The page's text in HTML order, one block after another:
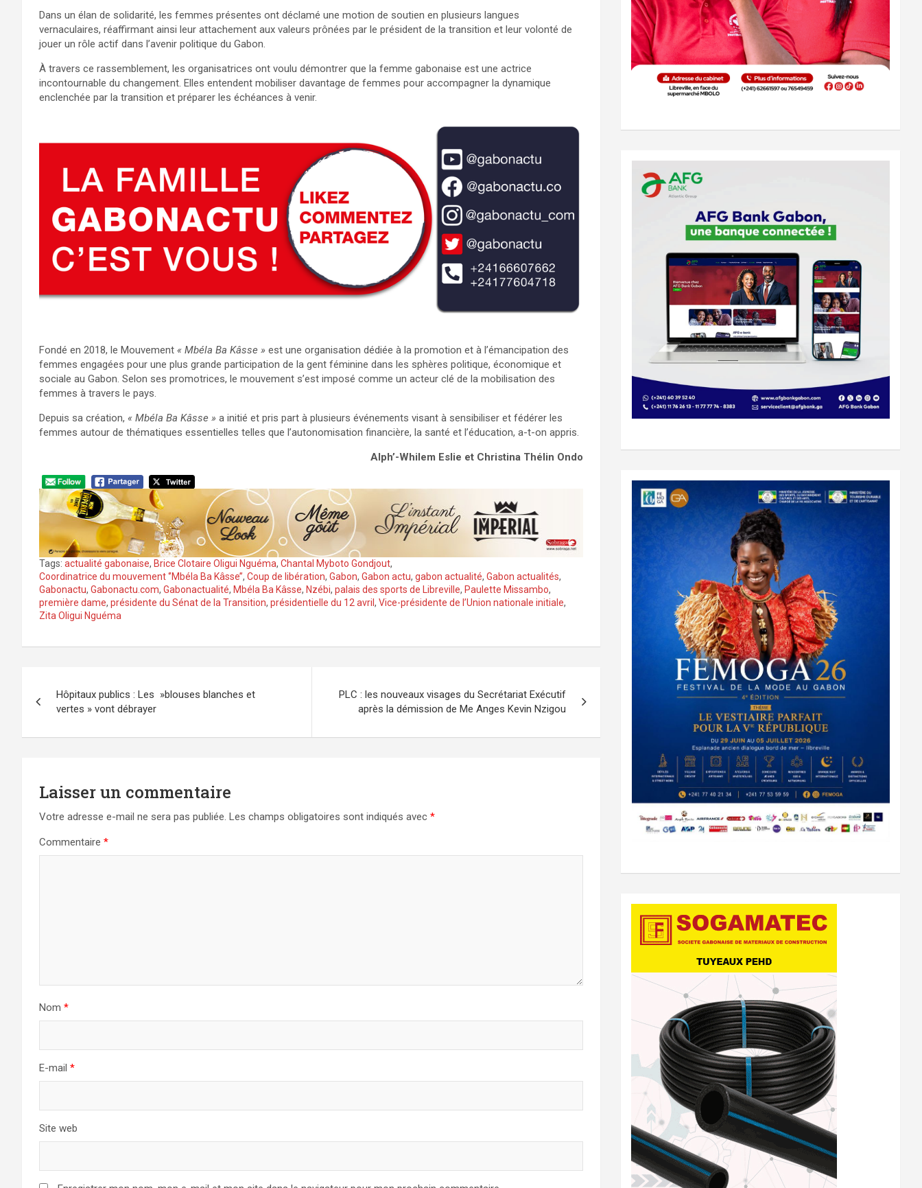
Dans un élan de solidarité, les femmes présentes ont déclamé une motion de soutien en plusieurs langues
vernaculaires, réaffirmant ainsi leur attachement aux valeurs prônées par le président de la transition et leur volonté de
jouer un rôle actif dans l’avenir politique du Gabon.
À travers ce rassemblement, les organisatrices ont voulu démontrer que la femme gabonaise est une actrice
incontournable du changement. Elles entendent mobiliser davantage de femmes pour accompagner la dynamique
enclenchée par la transition et préparer les échéances à venir.
Fondé en 2018, le Mouvement « Mbéla Ba Kâsse » est une organisation dédiée à la promotion et à l’émancipation des
femmes engagées pour une plus grande participation de la gent féminine dans les sphères politique, économique et
sociale au Gabon. Selon ses promotrices, le mouvement s’est imposé comme un acteur clé de la mobilisation des
femmes à travers le pays.
Depuis sa création, « Mbéla Ba Kâsse » a initié et pris part à plusieurs événements visant à sensibiliser et fédérer les
femmes autour de thématiques essentielles telles que l’autonomisation financière, la santé et l’éducation, a-t-on appris.
Alph’-Whilem Eslie et Christina Thélin Ondo
Tags: actualité gabonaise, Brice Clotaire Oligui Nguéma, Chantal Myboto Gondjout,
Coordinatrice du mouvement ‘’Mbéla Ba Kâsse’’, Coup de libération, Gabon, Gabon actu, gabon actualité, Gabon actualités,
Gabonactu, Gabonactu.com, Gabonactualité, Mbéla Ba Kâsse, Nzébi, palais des sports de Libreville, Paulette Missambo,
première dame, présidente du Sénat de la Transition, présidentielle du 12 avril , Vice-présidente de l’Union nationale initiale,
Zita Oligui Nguéma
de
l’article
Hôpitaux publics : Les »blouses blanches et
vertes » vont débrayer
PLC : les nouveaux visages du Secrétariat Exécutif
après la démission de Me Anges Kevin Nzigou
Laisser un commentaire
Votre adresse e-mail ne sera pas publiée. Les champs obligatoires sont indiqués avec *
Commentaire *
Nom *
E-mail *
Site web